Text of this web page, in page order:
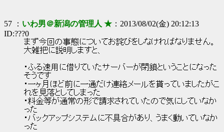
57 ： いわ男＠新潟の管理人 ★ ：2013/08/02(金) 20:12:13
ID:???0
まず今回の事態についてお詫びをしなければなりません。
大雑把に説明しますと、
・ふる速用に借りていたサーバーが閉鎖ということになった
そうです
・一ヶ月ほど前に一通だけ連絡メールを貰っていましたがこ
れを見落としてしまった
・料金等が通常の形で請求されていたので気にしていなか
った
・バックアップシステムに不具合があり、うまく動いていなか
った